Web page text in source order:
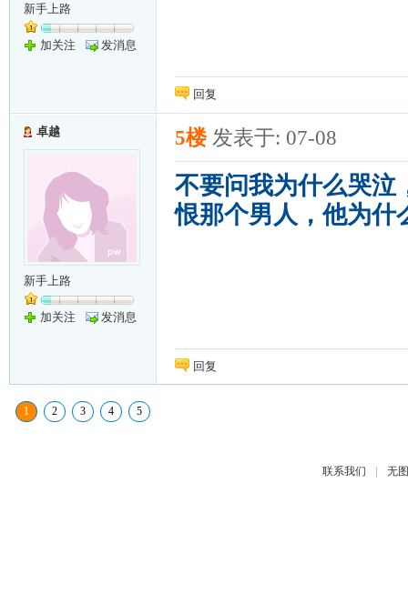
新手上路
加关注 发消息
回复
卓越
新手上路
加关注 发消息
5楼 发表于: 07-08
不要问我为什么哭泣
恨那个男人，他为
回复
1 2 3 4 5
联系我们 | 无